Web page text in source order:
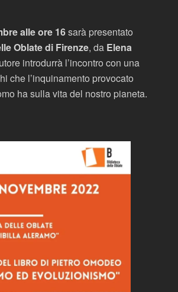
alle ore 16sarà presentato
Oblate di Firenze, da Elena
introdurrà l’incontro con una
che l’inquinamento provocato
ha sulla vita del nostro pianeta.